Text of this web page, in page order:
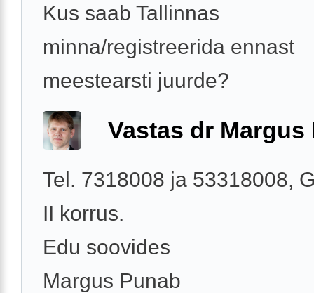
Kus saab Tallinnas
minna/registreerida ennast
meestearsti juurde?
Vastas dr Margus
Tel. 7318008 ja 53318008,
II korrus.
Edu soovides
Margus Punab